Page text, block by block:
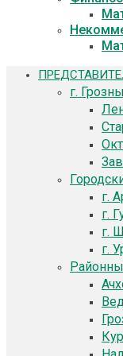
г.
г.
г.
г.
г.